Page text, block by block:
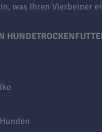
was Ihren Vierbeiner